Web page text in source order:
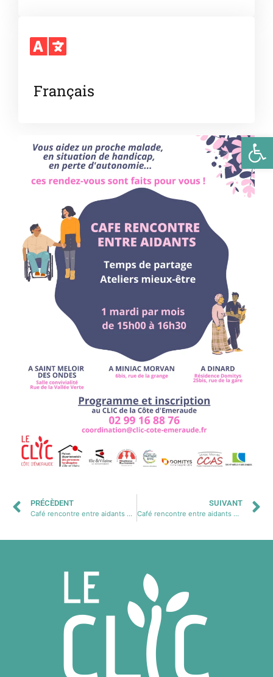
Français
PRÉCÈDENT
Café rencontre entre aidants St Méloir Mai 2024
SUIVANT
Café rencontre entre aidants St Méloir Juin